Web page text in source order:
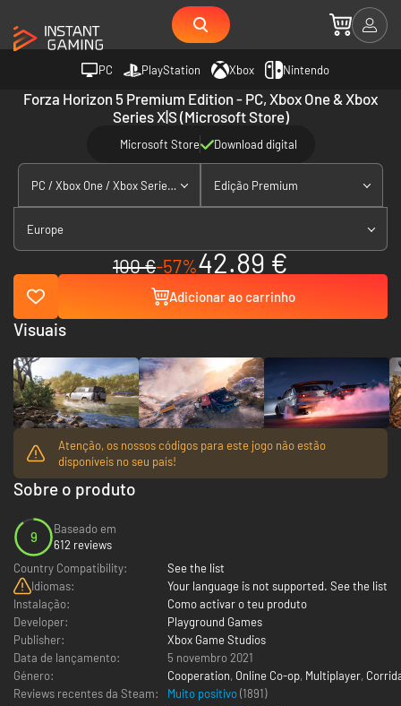
PC PlayStation Xbox Nintendo
Forza Horizon 5 Premium Edition - PC, Xbox One & Xbox
Series X|S (Microsoft Store)
Microsoft Store Download digital
PC / Xbox One / Xbox Series X|S Edição Premium
Europe
100 €-57%42.89 €
Adicionar ao carrinho
Atenção, os nossos códigos para este jogo não estão
disponíveis no seu país!
Sobre o produto
9
Baseado em
612 reviews
Country Compatibility:
See the list
Idiomas:
Your language is not supported. See the list
Instalação:
Como activar o teu produto
Developer:
Playground Games
Publisher:
Xbox Game Studios
Data de lançamento:
5 novembro 2021
Género:
Cooperation, Online Co-op, Multiplayer,
Reviews recentes da Steam:
Muito positivo(1891)
Visuais